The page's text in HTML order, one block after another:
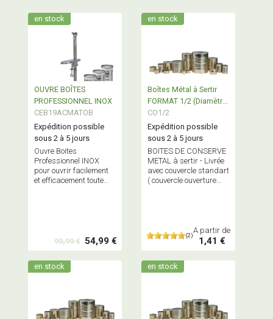
en stock
OUVRE BOÎTES
PROFESSIONNEL INOX
CEB19ACMATOB
Expédition possible
sous 2 à 5 jours
Ouvre Boites
Professionnel INOX
pour ouvrir facilement
et efficacement toute
99,99 € 54,99 €
en stock
Boîtes Métal à Sertir
FORMAT 1/2 (Diamètre
73-100)
CO1/2
Expédition possible
sous 2 à 5 jours
BOITES DE CONSERVE
METAL à sertir - Livrée
avec couvercle standart
( couvercle ouverture
(2)
A partir de
1,41 €
en stock en stock